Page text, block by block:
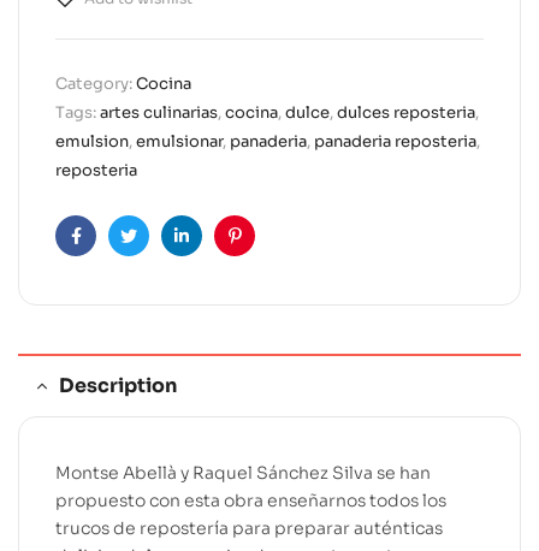
e
n
a
t
i
e
Category:Cocina
Tags:artes culinarias,cocina,dulce,dulces reposteria,
emulsion,emulsionar, panaderia, panaderia reposteria,
reposteria
FacebookTwitterLinkedinPinterest
Description
Montse Abellà y Raquel Sánchez Silva se han
propuesto con esta obra enseñarnos todos los
trucos de repostería para preparar auténticas